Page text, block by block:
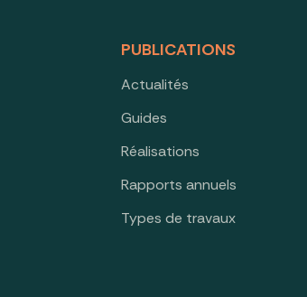
PUBLICATIONS
Actualités
Guides
Réalisations
Rapports annuels
Types de travaux